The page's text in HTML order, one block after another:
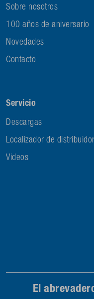
Sobre nosotros
100 años de aniversario
Novedades
Contacto
Servicio
Descargas
Localizador de
Videos
El